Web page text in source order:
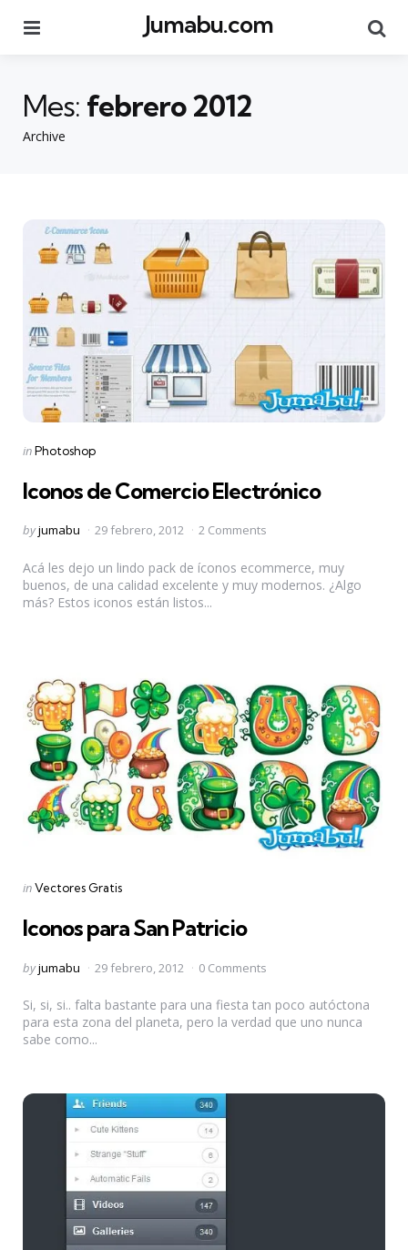
Jumabu.com
Archive
Mes: febrero 2012
Categories
Posted
inPhotoshop
Iconos de Comercio Electrónico
Posted
byjumabu 29 febrero, 2012 2 Comments
Acá les dejo un lindo pack de íconos ecommerce, muy
buenos, de una calidad excelente y muy modernos. ¿Algo
más? Estos iconos están listos...
Categories
Posted
inVectores Gratis
Iconos para San Patricio
Posted
byjumabu 29 febrero, 2012 0 Comments
Si, si, si.. falta bastante para una fiesta tan poco autóctona
para esta zona del planeta, pero la verdad que uno nunca
sabe como...